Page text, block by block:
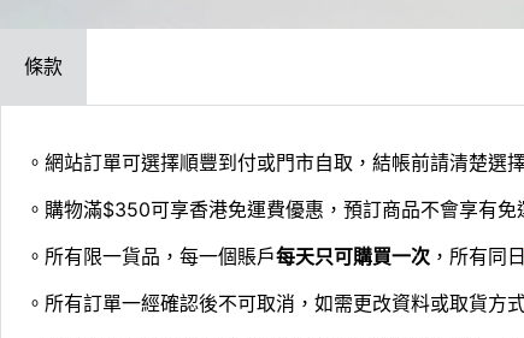
條款
。網站訂單可選擇順豐到付或門市自取，結帳前請清楚選
。購物滿$350可享香港免運費優惠，預訂商品不會享有免
。所有限一貨品，每一個賬戶每天只可購買一次 ，所有同日
。所有訂單一經確認後不可取消，如需更改資料或取貨方